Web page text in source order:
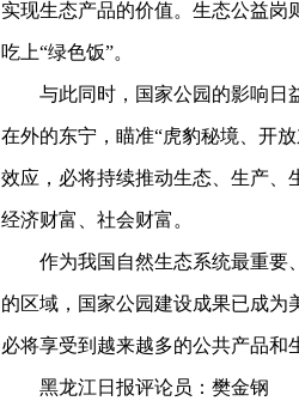
实现生态产品的价值。生态公益岗
吃上“绿色饭”。
与此同时，国家公园的影响日
在外的东宁，瞄准“虎豹秘境、开
效应，必将持续推动生态、生产、
经济财富、社会财富。
作为我国自然生态系统最重要
的区域，国家公园建设成果已成为
必将享受到越来越多的公共产品和
黑龙江日报评论员：樊金钢